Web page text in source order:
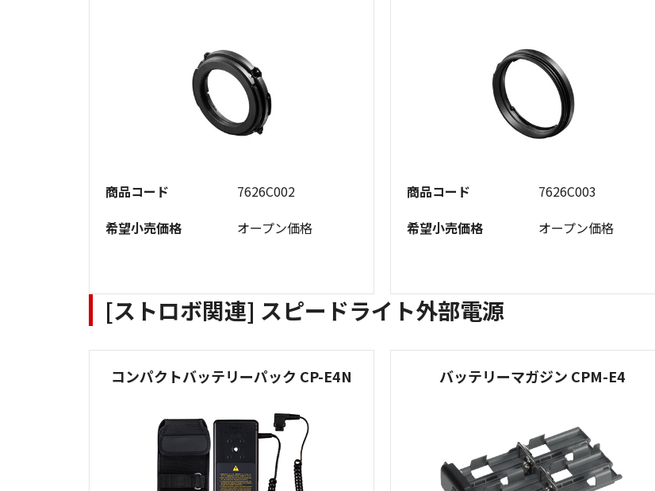
商品コード
7626C002
希望小売価格
オープン価格
商品コード
7626C003
希望小売価格
オープン価格
[ストロボ関連] スピードライト外部電源
コンパクトバッテリーパック CP-E4N バッテリーマガジン CPM-E4